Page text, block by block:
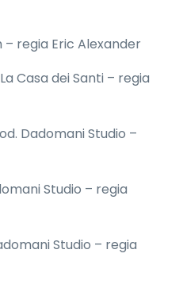
– regia Eric Alexander
Casa dei Santi – regia
Dadomani Studio –
Studio – regia
Studio – regia